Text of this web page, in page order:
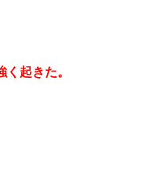
起きた。